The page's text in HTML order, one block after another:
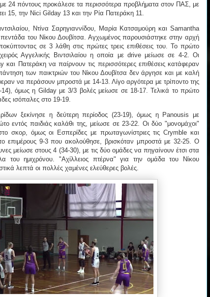
24 πόντους προκάλεσε τα περισσότερα προβλήματα στον ΠΑΣ, με
15, την Nici Gilday 13 και την Ρία Πατεράκη 11.
Ντίνα Σαρηγιαννίδου, Μαρία Κατσαμούρη και Samantha
του Νίκου Δουβίτσα. Αγχωμένος παρουσιάστηκε στην αρχή
σε 3 λάθη στις πρώτες τρεις επιθέσεις του. Το πρώτο
Αγγελικής Βιντσιλαίου η οποία με drive μείωσε σε 4-2. Οι
και Πατεράκη να παίρνουν τις περισσότερες επιθέσεις κατάφεραν
των παικτριών του Νίκου Δουβίτσα δεν άργησε και με καλή
να περάσουν μπροστά με 14-13. Λίγο αργότερα με τρίποντο της
14), όμως η Gilday με 3/3 βολές μείωσε σε 18-17. Τελικά το πρώτο
ισόπαλες στο 19-19.
ξεκίνησε η δεύτερη περίοδος (23-19), όμως η Panousis με
εντός παιδιάς καλάθι της, μείωσε σε 23-22. Οι δύο "μονομάχοι"
σκορ, όμως οι Εσπερίδες με πρωταγωνίστριες τις Crymble και
επιμέρους 9-3 που ακολούθησε, βρισκόταν μπροστά με 32-25. Ο
μείωσε στους 4 (34-30), με τις δύο ομάδες να πηγαίνουν έτσι στα
του ημιχρόνου. "Αχίλλειος πτέρνα" για την ομάδα του Νίκου
λεπτά οι πολλές χαμένες ελεύθερες βολές.